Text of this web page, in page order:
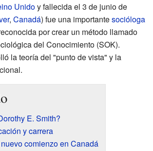
Unidoy fallecida el 3 de junio de
, Canadá) fue una importantesocióloga
por crear un método llamado
del Conocimiento (SOK).
la teoría del "punto de vista" y la
E. Smith?
y carrera
comienzo en Canadá